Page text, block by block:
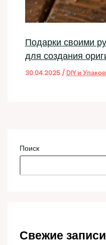
Подарки своими
для создания
30.04.2025 /DIY и
Поиск
Свежие записи